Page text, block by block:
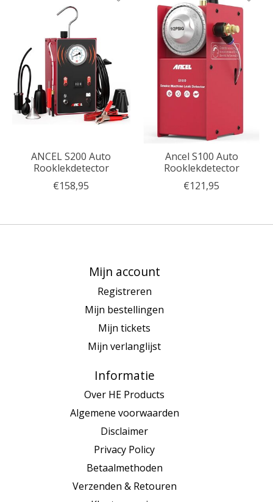
ANCEL S200 Auto
Rooklekdetector
€158,95
Ancel S100 Auto
Rooklekdetector
€121,95
Mijn account
Registreren
Mijn bestellingen
Mijn tickets
Mijn verlanglijst
Informatie
Over HE Products
Algemene voorwaarden
Disclaimer
Privacy Policy
Betaalmethoden
Verzenden & Retouren